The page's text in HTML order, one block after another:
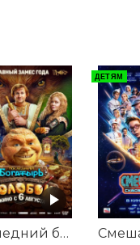
Последний богатырь. Колобок
ДЕТЯМ